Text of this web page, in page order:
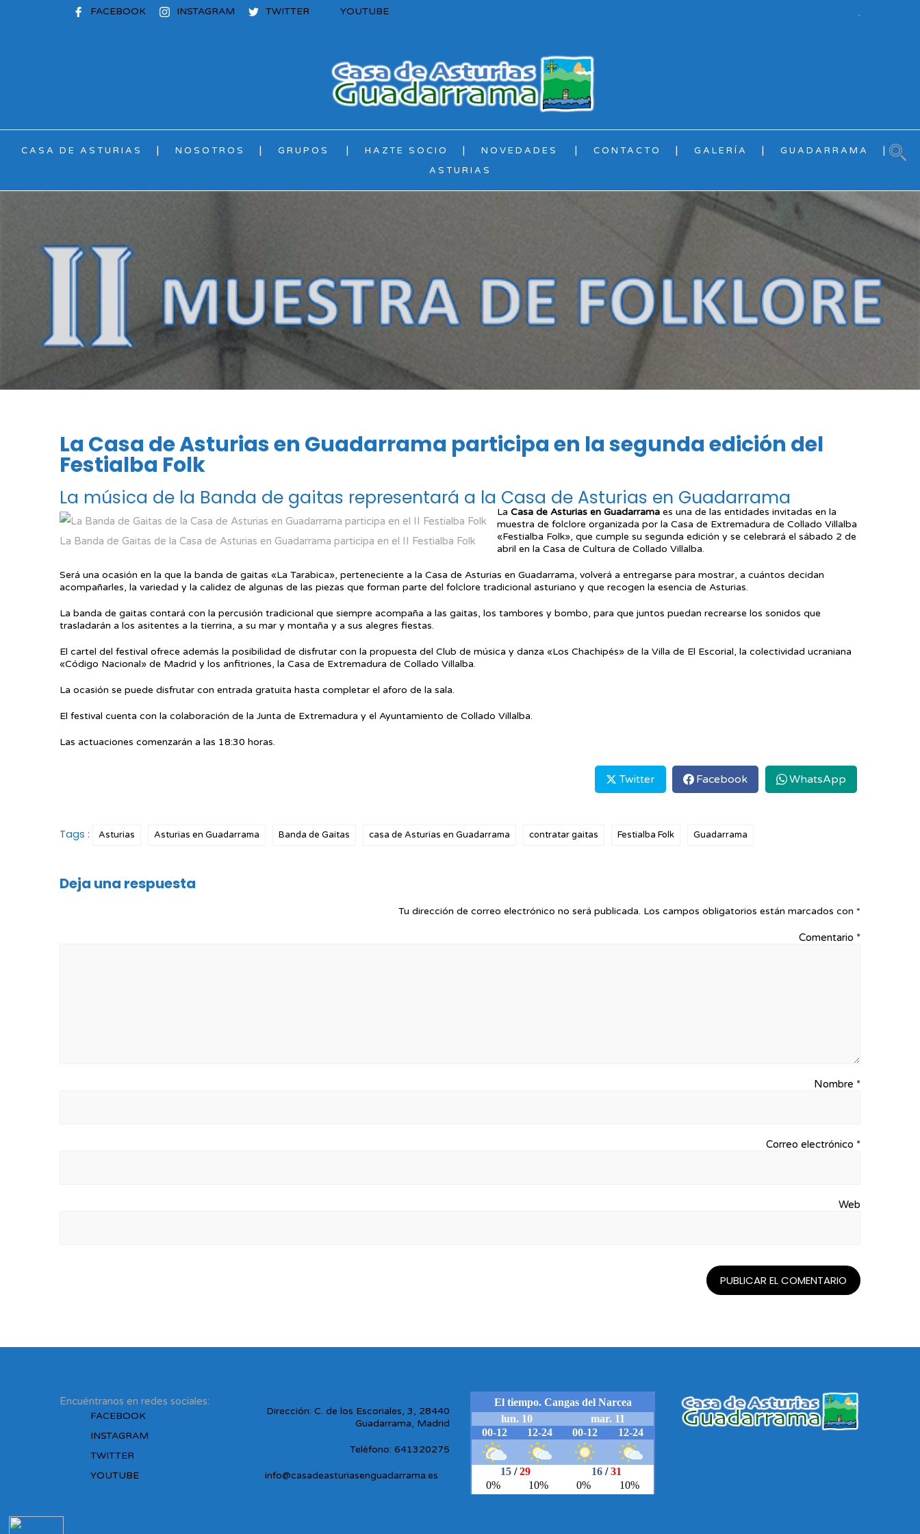
FACEBOOK INSTAGRAM TWITTER YOUTUBE .
CASA DE ASTURIAS NOSOTROS GRUPOS HAZTE SOCIO NOVEDADES CONTACTO GALERÍA
GUADARRAMA
ASTURIAS
La Casa de Asturias en Guadarrama participa en la segunda edición del
Festialba Folk
La música de la Banda de gaitas representará a la Casa de Asturias en Guadarrama
La Banda de Gaitas de la Casa de Asturias en Guadarrama participa en el II Festialba Folk
La Casa de Asturias en Guadarrama es una de las entidades invitadas en la
muestra de folclore organizada por la Casa de Extremadura de Collado Villalba
«Festialba Folk», que cumple su segunda edición y se celebrará el sábado 2 de
abril en la Casa de Cultura de Collado Villalba.
Será una ocasión en la que la banda de gaitas «La Tarabica», perteneciente a la Casa de Asturias en Guadarrama, volverá a entregarse para mostrar, a cuántos decidan
acompañarles, la variedad y la calidez de algunas de las piezas que forman parte del folclore tradicional asturiano y que recogen la esencia de Asturias.
La banda de gaitas contará con la percusión tradicional que siempre acompaña a las gaitas, los tambores y bombo, para que juntos puedan recrearse los sonidos que
trasladarán a los asitentes a la tierrina, a su mar y montaña y a sus alegres fiestas.
El cartel del festival ofrece además la posibilidad de disfrutar con la propuesta del Club de música y danza «Los Chachipés» de la Villa de El Escorial, la colectividad ucraniana
«Código Nacional» de Madrid y los anfitriones, la Casa de Extremadura de Collado Villalba.
La ocasión se puede disfrutar con entrada gratuita hasta completar el aforo de la sala.
El festival cuenta con la colaboración de la Junta de Extremadura y el Ayuntamiento de Collado Villalba.
Las actuaciones comenzarán a las 18:30 horas.
Twitter Facebook WhatsApp
Tags : Asturias Asturias en Guadarrama Banda de Gaitas casa de Asturias en Guadarrama contratar gaitas Festialba Folk Guadarrama
Deja una respuesta
Tu dirección de correo electrónico no será publicada. Los campos obligatorios están marcados con *
Comentario *
Nombre *
Correo electrónico *
Web
Encuéntranos en redes sociales:
FACEBOOK
INSTAGRAM
TWITTER
YOUTUBE
Dirección: C. de los Escoriales, 3, 28440
Guadarrama, Madrid
Teléfono: 641320275
info@casadeasturiasenguadarrama.es